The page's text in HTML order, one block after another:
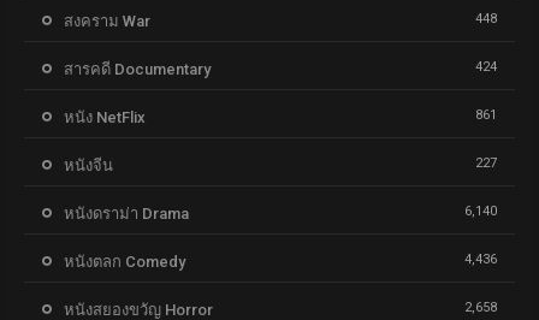
สงคราม War 448
สารคดี Documentary 424
หนัง NetFlix 861
หนังจีน 227
หนังดราม่า Drama 6,140
หนังตลก Comedy 4,436
หนังสยองขวัญ Horror 2,658